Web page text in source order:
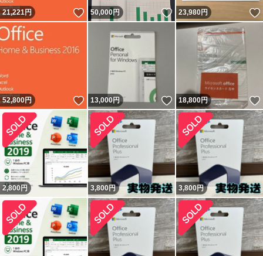
21,221円 いいね！
50,000円 いいね！
23,980円
52,800円 いいね！
13,000円 いいね！
18,800円
2,800円 3,800円 3,800円